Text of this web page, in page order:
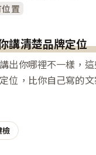
置
講清楚品牌定位
出你哪裡不一樣，
位，比你自己寫的
檢